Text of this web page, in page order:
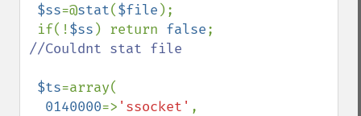
$ss=@stat($file );
if(!$ss ) return false
//Couldnt stat file
$ts=array(
0140000=> 'ssocket' ,